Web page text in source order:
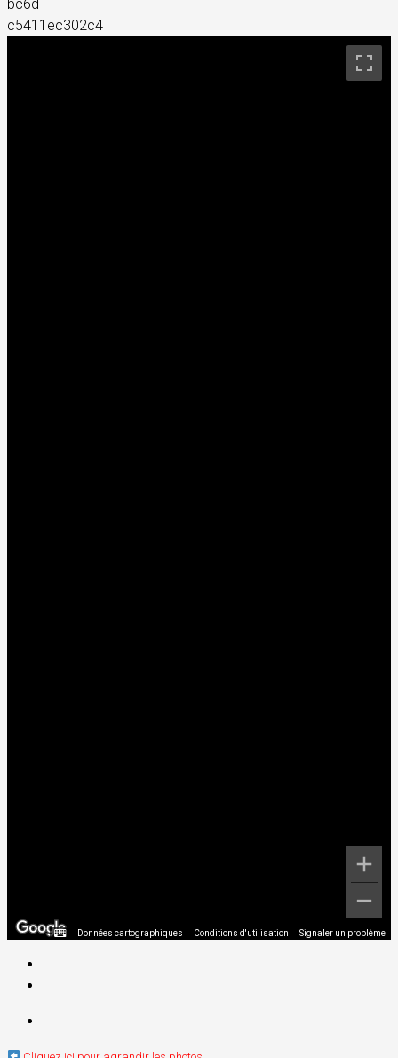
Données cartographiques Conditions d'utilisation Signaler un problème